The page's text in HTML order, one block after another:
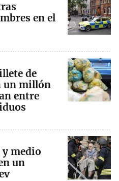
en el
de
un millón
entre
y medio
un